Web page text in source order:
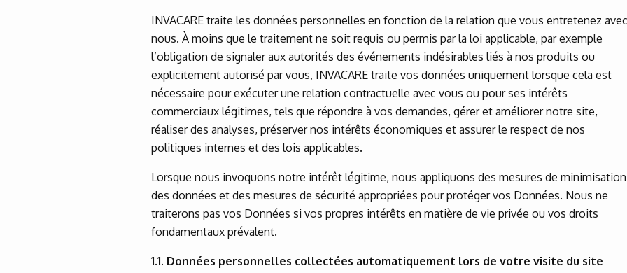
INVACARE traite les données personnelles en fonction de la relation que vous entretenez avec
nous. À moins que le traitement ne soit requis ou permis par la loi applicable, par exemple
l’obligation de signaler aux autorités des événements indésirables liés à nos produits ou
explicitement autorisé par vous, INVACARE traite vos données uniquement lorsque cela est
nécessaire pour exécuter une relation contractuelle avec vous ou pour ses intérêts
commerciaux légitimes, tels que répondre à vos demandes, gérer et améliorer notre site,
réaliser des analyses, préserver nos intérêts économiques et assurer le respect de nos
politiques internes et des lois applicables.
Lorsque nous invoquons notre intérêt légitime, nous appliquons des mesures de minimisation
des données et des mesures de sécurité appropriées pour protéger vos Données. Nous ne
traiterons pas vos Données si vos propres intérêts en matière de vie privée ou vos droits
fondamentaux prévalent.
1.1. Données personnelles collectées automatiquement lors de votre visite du site